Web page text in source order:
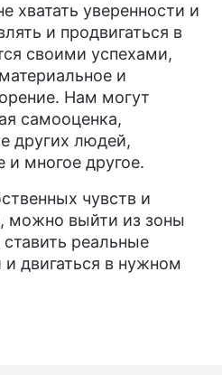
хватать уверенности и
и продвигаться в
своими успехами,
и
Нам могут
самооценка,
других людей,
и многое другое.
чувств и
можно выйти из зоны
реальные
двигаться в нужном